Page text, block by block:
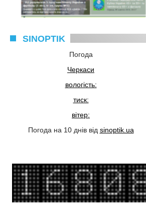
SINOPTIK
Погода
Черкаси
вологість:
тиск:
вітер:
Погода на 10 днів від sinoptik.ua